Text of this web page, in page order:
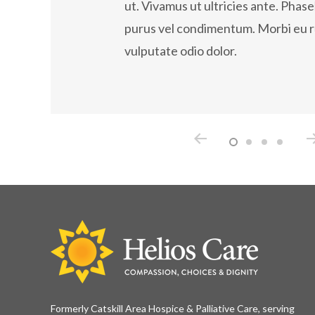
ut. Vivamus ut ultricies ante.
purus vel condimentum. Morbi eu
vulputate odio dolor.
fermentum rhoncus lorem
Formerly Catskill Area Hospice & Palliative Care, serving